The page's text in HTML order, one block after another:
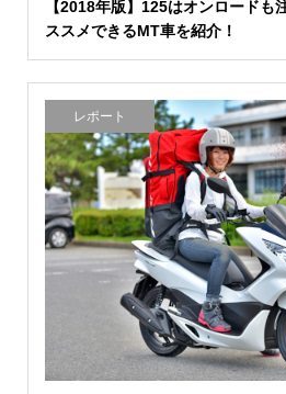
【2018年版】125はオンロードも
ススメできるMT車を紹介！
レポート